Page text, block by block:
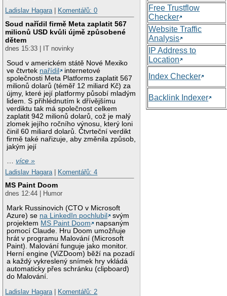
Ladislav Hagara| Komentářů: 0
Soud nařídil firmě Meta zaplatit 567
milionů USD kvůli újmě způsobené
dětem
dnes 15:33 | IT novinky
Soud v americkém státě Nové Mexiko
ve čtvrtek nařídil
internetové
společnosti Meta Platforms zaplatit 567
milionů dolarů (téměř 12 miliard Kč) za
újmy, které její platformy působí mladým
lidem. S přihlédnutím k dřívějšímu
verdiktu tak má společnost celkem
zaplatit 942 milionů dolarů, což je malý
zlomek jejího ročního výnosu, který loni
činil 60 miliard dolarů. Čtvrteční verdikt
firmě také nařizuje, aby změnila způsob,
jakým její
…více »
Ladislav Hagara
Komentářů: 4
MS Paint Doom
dnes 12:44 | Humor
Mark Russinovich (CTO v Microsoft
Azure) se na LinkedIn pochlubil
svým
projektem MS Paint Doom
napsaným
pomocí Claude. Hru Doom umožňuje
hrát v programu Malování (Microsoft
Paint). Malování funguje jako monitor.
Herní engine (ViZDoom) běží na pozadí
a každý vykreslený snímek hry vkládá
automaticky přes schránku (clipboard)
do Malování.
Ladislav Hagara
Komentářů: 2
Free Trustflow
Checker
Website Traffic
Analysis
IP Address to
Location
Index Checker
Backlink Indexer